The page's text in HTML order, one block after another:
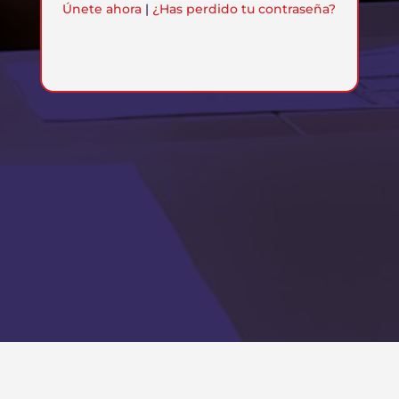
Únete ahora | ¿Has perdido tu contraseña?